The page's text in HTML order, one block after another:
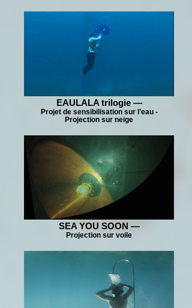
EAULALA trilogie —
Projet de sensibilisation sur l’eau -
Projection sur neige
SEA YOU SOON —
Projection sur voile